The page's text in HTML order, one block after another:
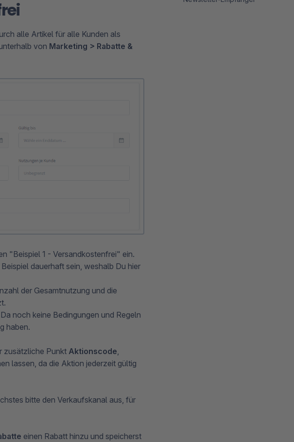
alle Artikel für alle Kunden als
von Marketing > Rabatte &
"Beispiel 1 - Versandkostenfrei" ein.
dauerhaft sein, weshalb Du hier
der Gesamtnutzung und die
noch keine Bedingungen und Regeln
haben.
zusätzliche Punkt Aktionscode,
lassen, da die Aktion jederzeit gültig
bitte den Verkaufskanal aus, für
einen Rabatt hinzu und speicherst